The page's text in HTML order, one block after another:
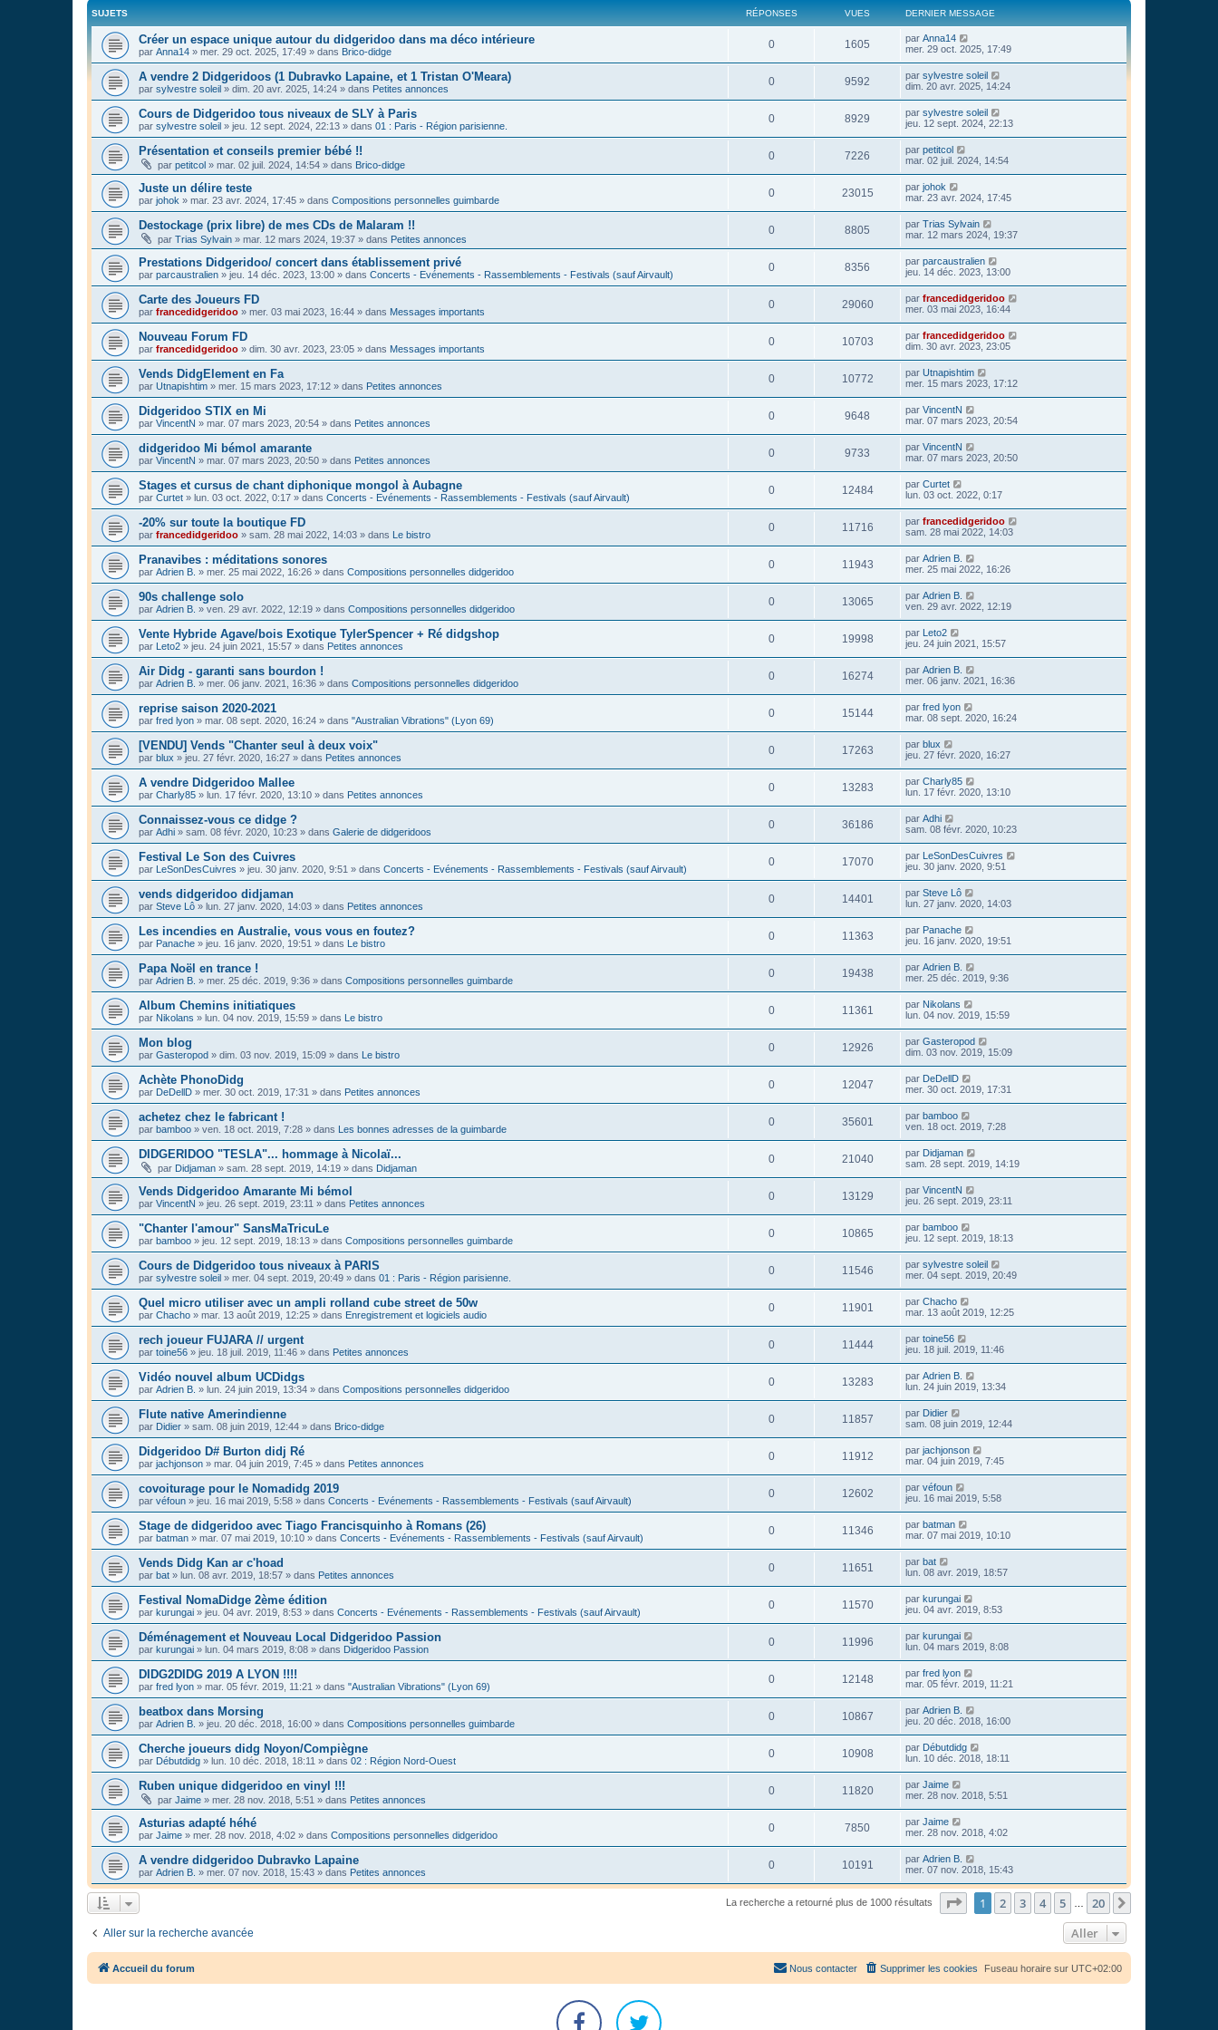
SUJETS RÉPONSES VUES DERNIER MESSAGE
Créer un espace unique autour du didgeridoo dans ma déco intérieure
par Anna14 » mer. 29 oct. 2025, 17:49 » dans Brico-didge
0 1605 par Anna14
mer. 29 oct. 2025, 17:49
A vendre 2 Didgeridoos (1 Dubravko Lapaine, et 1 Tristan O'Meara)
par sylvestre soleil » dim. 20 avr. 2025, 14:24 » dans Petites annonces
0 9592 par sylvestre soleil
dim. 20 avr. 2025, 14:24
Cours de Didgeridoo tous niveaux de SLY à Paris
par sylvestre soleil » jeu. 12 sept. 2024, 22:13 » dans 01 : Paris - Région parisienne.
0 8929 par sylvestre soleil
jeu. 12 sept. 2024, 22:13
Présentation et conseils premier bébé !!
par petitcol » mar. 02 juil. 2024, 14:54 » dans Brico-didge
0 7226 par petitcol
mar. 02 juil. 2024, 14:54
Juste un délire teste
par johok » mar. 23 avr. 2024, 17:45 » dans Compositions personnelles guimbarde
0 23015 par johok
mar. 23 avr. 2024, 17:45
Destockage (prix libre) de mes CDs de Malaram !!
par Trias Sylvain » mar. 12 mars 2024, 19:37 » dans Petites annonces
0 8805 par Trias Sylvain
mar. 12 mars 2024, 19:37
Prestations Didgeridoo/ concert dans établissement privé
par parcaustralien » jeu. 14 déc. 2023, 13:00 » dans Concerts - Evénements - Rassemblements - Festivals (sauf Airvault)
0 8356 par parcaustralien
jeu. 14 déc. 2023, 13:00
Carte des Joueurs FD
par francedidgeridoo » mer. 03 mai 2023, 16:44 » dans Messages importants
0 29060 par francedidgeridoo
mer. 03 mai 2023, 16:44
Nouveau Forum FD
par francedidgeridoo » dim. 30 avr. 2023, 23:05 » dans Messages importants
0 10703 par francedidgeridoo
dim. 30 avr. 2023, 23:05
Vends DidgElement en Fa
par Utnapishtim » mer. 15 mars 2023, 17:12 » dans Petites annonces
0 10772 par Utnapishtim
mer. 15 mars 2023, 17:12
Didgeridoo STIX en Mi
par VincentN » mar. 07 mars 2023, 20:54 » dans Petites annonces
0 9648 par VincentN
mar. 07 mars 2023, 20:54
didgeridoo Mi bémol amarante
par VincentN » mar. 07 mars 2023, 20:50 » dans Petites annonces
0 9733 par VincentN
mar. 07 mars 2023, 20:50
Stages et cursus de chant diphonique mongol à Aubagne
par Curtet » lun. 03 oct. 2022, 0:17 » dans Concerts - Evénements - Rassemblements - Festivals (sauf Airvault)
0 12484 par Curtet
lun. 03 oct. 2022, 0:17
-20% sur toute la boutique FD
par francedidgeridoo » sam. 28 mai 2022, 14:03 » dans Le bistro
0 11716 par francedidgeridoo
sam. 28 mai 2022, 14:03
Pranavibes : méditations sonores
par Adrien B. » mer. 25 mai 2022, 16:26 » dans Compositions personnelles didgeridoo
0 11943 par Adrien B.
mer. 25 mai 2022, 16:26
90s challenge solo
par Adrien B. » ven. 29 avr. 2022, 12:19 » dans Compositions personnelles didgeridoo
0 13065 par Adrien B.
ven. 29 avr. 2022, 12:19
Vente Hybride Agave/bois Exotique TylerSpencer + Ré didgshop
par Leto2 » jeu. 24 juin 2021, 15:57 » dans Petites annonces
0 19998 par
Leto2
jeu. 24 juin 2021, 15:57
Air Didg - garanti sans bourdon !
par Adrien B. » mer. 06 janv. 2021, 16:36 » dans Compositions personnelles didgeridoo
0 16274 par Adrien B.
mer. 06 janv. 2021, 16:36
reprise saison 2020-2021
par fred lyon » mar. 08 sept. 2020, 16:24 » dans "Australian Vibrations" (Lyon 69)
0 15144 par fred lyon
mar. 08 sept. 2020, 16:24
[VENDU] Vends "Chanter seul à deux voix"
par blux » jeu. 27 févr. 2020, 16:27 » dans Petites annonces
0 17263 par blux
jeu. 27 févr. 2020, 16:27
A vendre Didgeridoo Mallee
par Charly85 » lun. 17 févr. 2020, 13:10 » dans Petites annonces
0 13283 par Charly85
lun. 17 févr. 2020, 13:10
Connaissez-vous ce didge ?
par Adhi » sam. 08 févr. 2020, 10:23 » dans Galerie de didgeridoos
0 36186 par Adhi
sam. 08 févr. 2020, 10:23
Festival Le Son des Cuivres
par LeSonDesCuivres » jeu. 30 janv. 2020, 9:51 » dans Concerts - Evénements - Rassemblements - Festivals (sauf Airvault)
0 17070 par
LeSonDesCuivres
jeu. 30 janv. 2020, 9:51
vends didgeridoo didjaman
par Steve Lô » lun. 27 janv. 2020, 14:03 » dans Petites annonces
0 14401 par Steve Lô
lun. 27 janv. 2020, 14:03
Les incendies en Australie, vous vous en foutez?
par Panache » jeu. 16 janv. 2020, 19:51 » dans Le bistro
0 11363 par Panache
jeu. 16 janv. 2020, 19:51
Papa Noël en trance !
par Adrien B. » mer. 25 déc. 2019, 9:36 » dans Compositions personnelles guimbarde
0 19438 par Adrien B.
mer. 25 déc. 2019, 9:36
Album Chemins initiatiques
par Nikolans » lun. 04 nov. 2019, 15:59 » dans Le bistro
0 11361 par Nikolans
lun. 04 nov. 2019, 15:59
Mon blog
par Gasteropod » dim. 03 nov. 2019, 15:09 » dans Le bistro
0 12926 par Gasteropod
dim. 03 nov. 2019, 15:09
Achète PhonoDidg
par DeDellD » mer. 30 oct. 2019, 17:31 » dans Petites annonces
0 12047 par DeDellD
mer. 30 oct. 2019, 17:31
achetez chez le fabricant !
par bamboo » ven. 18 oct. 2019, 7:28 » dans Les bonnes adresses de la guimbarde
0 35601 par bamboo
ven. 18 oct. 2019, 7:28
DIDGERIDOO "TESLA"... hommage à Nicolaï...
par Didjaman » sam. 28 sept. 2019, 14:19 » dans Didjaman
0 21040 par Didjaman
sam. 28 sept. 2019, 14:19
Vends Didgeridoo Amarante Mi bémol
par VincentN » jeu. 26 sept. 2019, 23:11 » dans Petites annonces
0 13129 par VincentN
jeu. 26 sept. 2019, 23:11
"Chanter l'amour" SansMaTricuLe
par bamboo » jeu. 12 sept. 2019, 18:13 » dans Compositions personnelles guimbarde
0 10865 par bamboo
jeu. 12 sept. 2019, 18:13
Cours de Didgeridoo tous niveaux à PARIS
par sylvestre soleil » mer. 04 sept. 2019, 20:49 » dans 01 : Paris - Région parisienne.
0 11546 par sylvestre soleil
mer. 04 sept. 2019, 20:49
Quel micro utiliser avec un ampli rolland cube street de 50w
par Chacho » mar. 13 août 2019, 12:25 » dans Enregistrement et logiciels audio
0 11901 par Chacho
mar. 13 août 2019, 12:25
rech joueur FUJARA // urgent
par toine56 » jeu. 18 juil. 2019, 11:46 » dans Petites annonces
0 11444 par toine56
jeu. 18 juil. 2019, 11:46
Vidéo nouvel album UCDidgs
par Adrien B. » lun. 24 juin 2019, 13:34 » dans Compositions personnelles didgeridoo
0 13283 par Adrien B.
lun. 24 juin 2019, 13:34
Flute native Amerindienne
par Didier » sam. 08 juin 2019, 12:44 » dans Brico-didge
0 11857 par Didier
sam. 08 juin 2019, 12:44
Didgeridoo D# Burton didj Ré
par jachjonson » mar. 04 juin 2019, 7:45 » dans Petites annonces
0 11912 par jachjonson
mar. 04 juin 2019, 7:45
covoiturage pour le Nomadidg 2019
par véfoun » jeu. 16 mai 2019, 5:58 » dans Concerts - Evénements - Rassemblements - Festivals (sauf Airvault)
0 12602 par véfoun
jeu. 16 mai 2019, 5:58
Stage de didgeridoo avec Tiago Francisquinho à Romans (26)
par batman » mar. 07 mai 2019, 10:10 » dans Concerts - Evénements - Rassemblements - Festivals (sauf Airvault)
0 11346 par batman
mar. 07 mai 2019, 10:10
Vends Didg Kan ar c'hoad
par bat » lun. 08 avr. 2019, 18:57 » dans Petites annonces
0 11651 par bat
lun. 08 avr. 2019, 18:57
Festival NomaDidge 2ème édition
par kurungai » jeu. 04 avr. 2019, 8:53 » dans Concerts - Evénements - Rassemblements - Festivals (sauf Airvault)
0 11570 par kurungai
jeu. 04 avr. 2019, 8:53
Déménagement et Nouveau Local Didgeridoo Passion
par kurungai » lun. 04 mars 2019, 8:08 » dans Didgeridoo Passion
0 11996 par kurungai
lun. 04 mars 2019, 8:08
DIDG2DIDG 2019 A LYON !!!!
par fred lyon » mar. 05 févr. 2019, 11:21 » dans "Australian Vibrations" (Lyon 69)
0 12148 par fred lyon
mar. 05 févr. 2019, 11:21
beatbox dans Morsing
par Adrien B. » jeu. 20 déc. 2018, 16:00 » dans Compositions personnelles guimbarde
0 10867 par Adrien B.
jeu. 20 déc. 2018, 16:00
Cherche joueurs didg Noyon/Compiègne
par Débutdidg » lun. 10 déc. 2018, 18:11 » dans 02 : Région Nord-Ouest
0 10908 par Débutdidg
lun. 10 déc. 2018, 18:11
Ruben unique didgeridoo en vinyl !!!
par Jaime » mer. 28 nov. 2018, 5:51 » dans Petites annonces
0 11820 par Jaime
mer. 28 nov. 2018, 5:51
Asturias adapté héhé
par Jaime » mer. 28 nov. 2018, 4:02 » dans Compositions personnelles didgeridoo
0 7850 par Jaime
mer. 28 nov. 2018, 4:02
A vendre didgeridoo Dubravko Lapaine
par Adrien B. » mer. 07 nov. 2018, 15:43 » dans Petites annonces
0 10191 par Adrien B.
mer. 07 nov. 2018, 15:43
La recherche a retourné plus de 1000 résultats Page sur20
1 2 3 4 5 20
Aller sur la recherche avancée Aller
Accueil du forum Fuseau horaire sur UTC+02:00
Supprimer les cookies
Nous contacter